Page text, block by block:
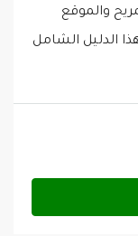
والموقع
الدليل الشامل